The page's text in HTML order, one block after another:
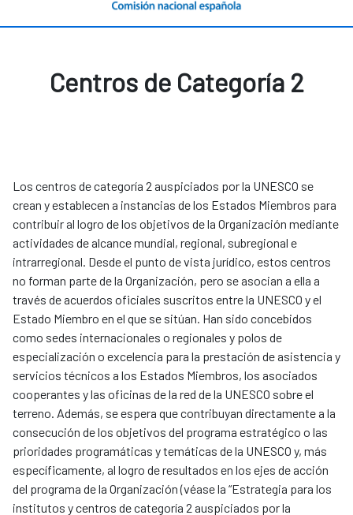
Centros de Categoría 2
Los centros de categoría 2 auspiciados por la UNESCO se
crean y establecen a instancias de los Estados Miembros para
contribuir al logro de los objetivos de la Organización mediante
actividades de alcance mundial, regional, subregional e
intrarregional. Desde el punto de vista jurídico, estos centros
no forman parte de la Organización, pero se asocian a ella a
través de acuerdos oficiales suscritos entre la UNESCO y el
Estado Miembro en el que se sitúan. Han sido concebidos
como sedes internacionales o regionales y polos de
especialización o excelencia para la prestación de asistencia y
servicios técnicos a los Estados Miembros, los asociados
cooperantes y las oficinas de la red de la UNESCO sobre el
terreno. Además, se espera que contribuyan directamente a la
consecución de los objetivos del programa estratégico o las
prioridades programáticas y temáticas de la UNESCO y, más
específicamente, al logro de resultados en los ejes de acción
del programa de la Organización (véase la “Estrategia para los
institutos y centros de categoría 2 auspiciados por la